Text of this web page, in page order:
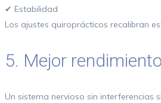
✔ Estabilidad
Los ajustes quiroprácticos recalibran
5. Mejor
Un sistema nervioso sin interferencias